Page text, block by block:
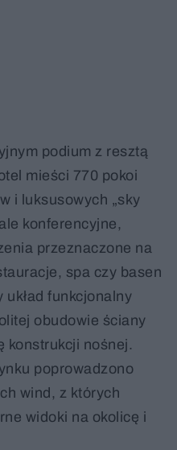
podium z resztą
mieści 770 pokoi
i luksusowych „sky
konferencyjne,
przeznaczone na
spa czy basen
układ funkcjonalny
obudowie ściany
konstrukcji nośnej.
poprowadzono
wind, z których
widoki na okolicę i